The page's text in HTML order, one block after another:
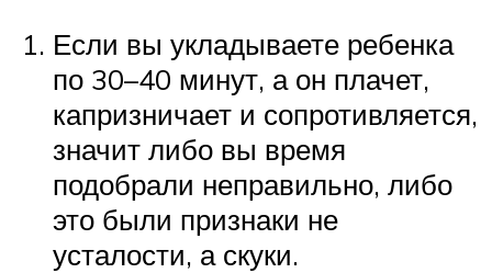
Если вы укладываете ребенка
по 30–40 минут, а он плачет,
капризничает и сопротивляется,
значит либо вы время
подобрали неправильно, либо
это были признаки не
усталости, а скуки.